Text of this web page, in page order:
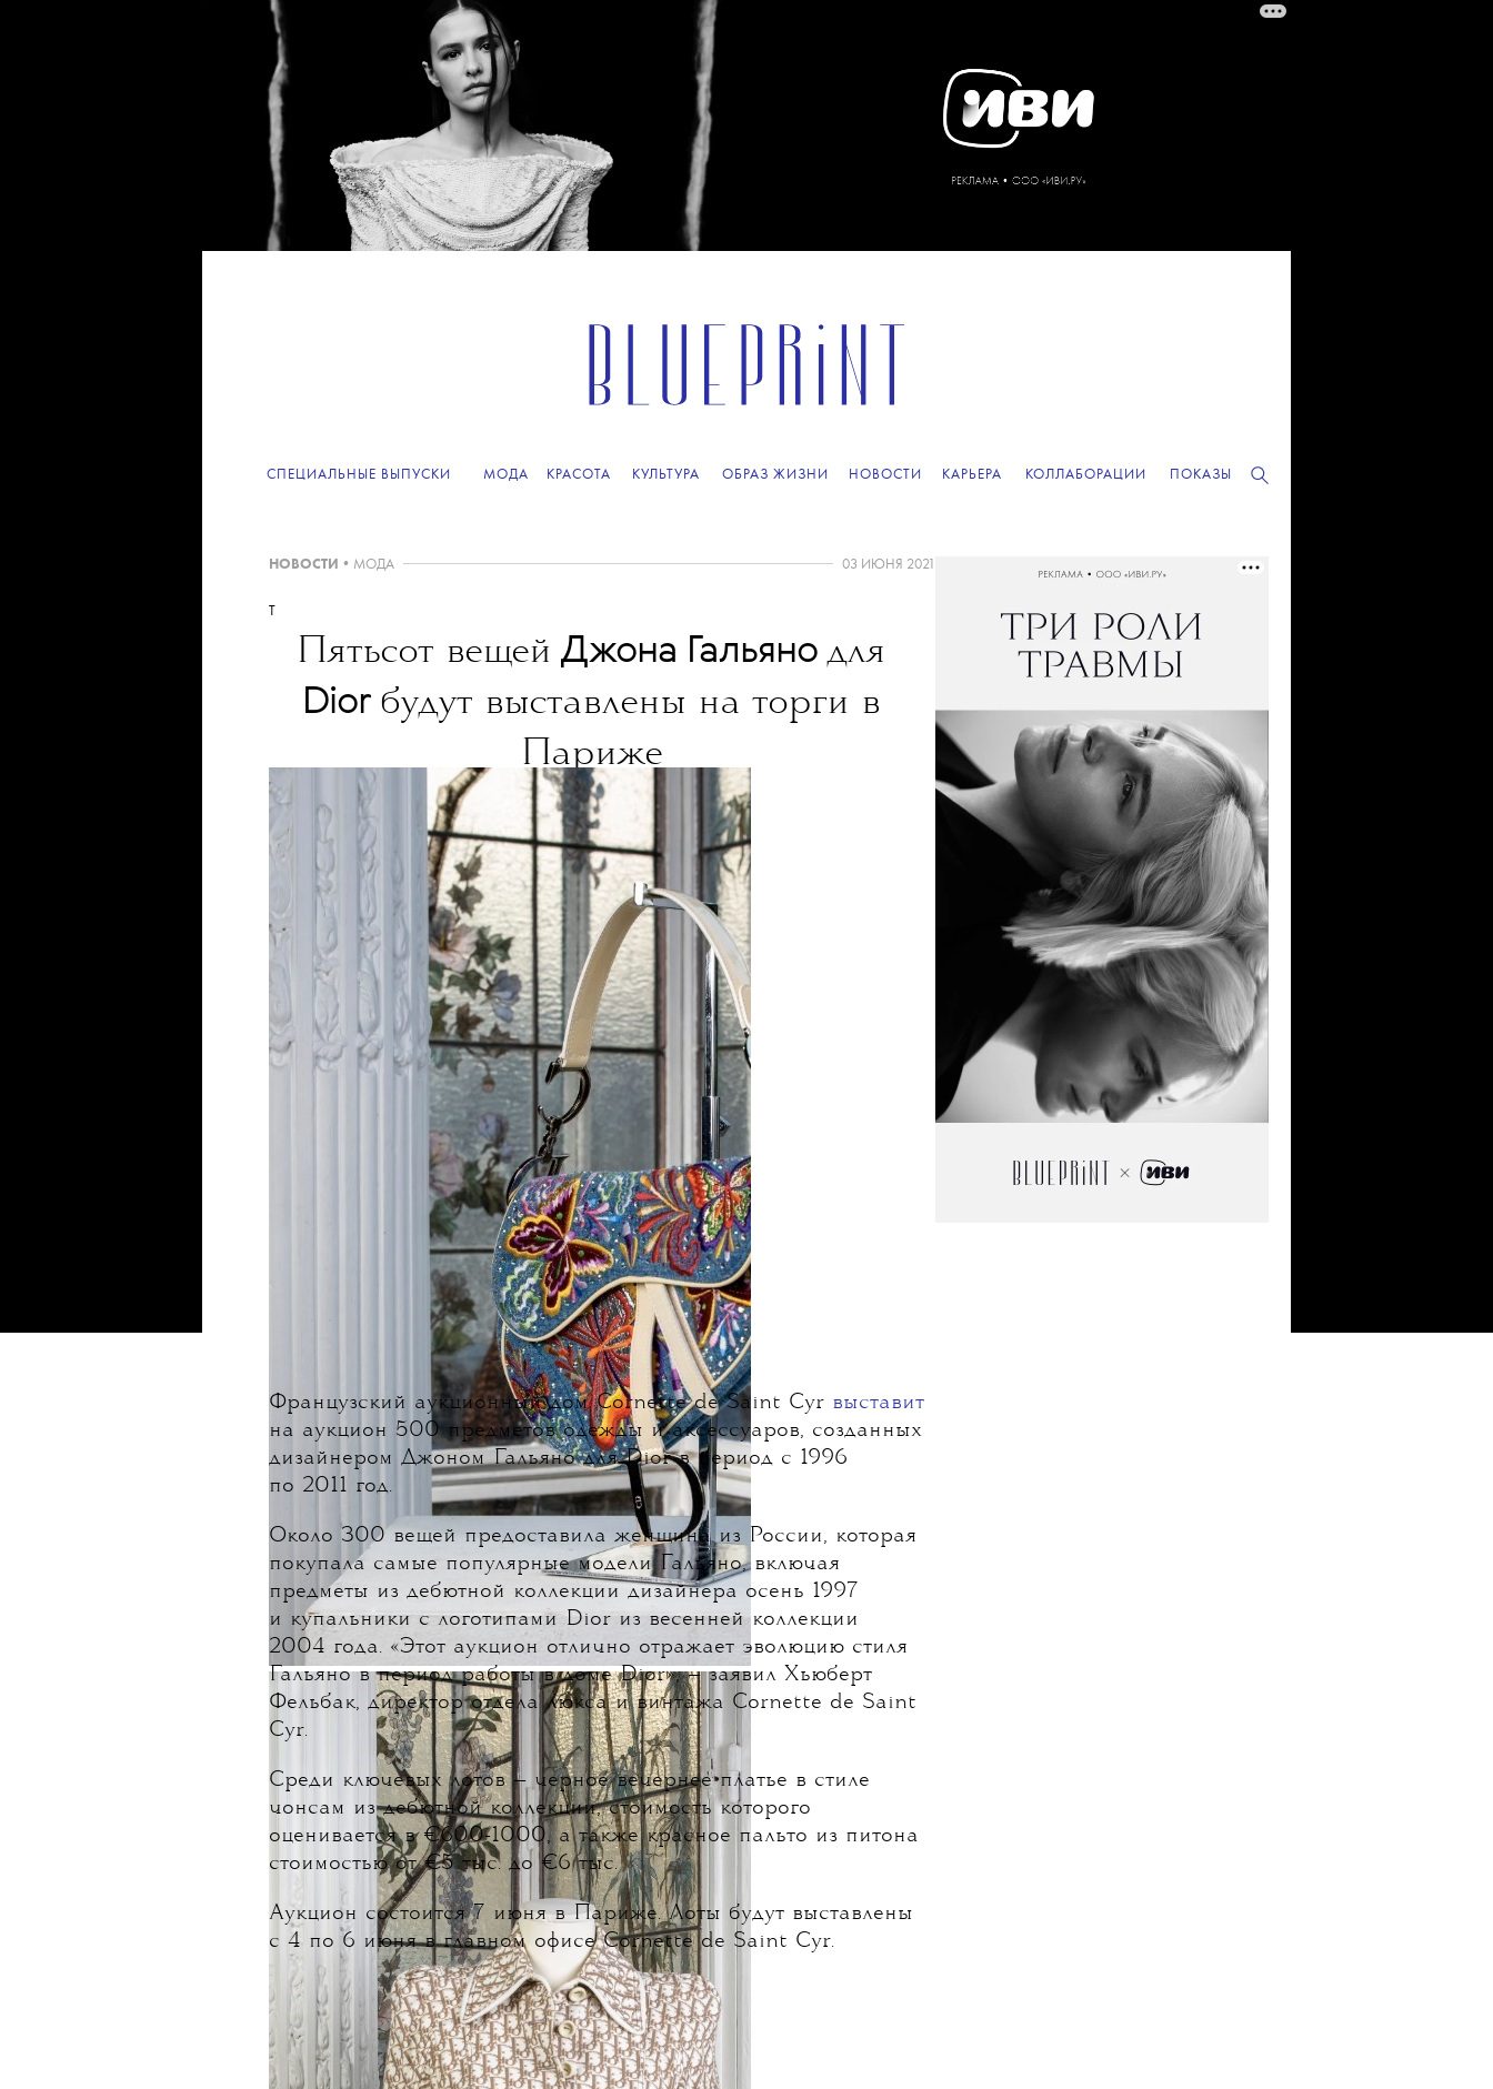
СПЕЦИАЛЬНЫЕ ВЫПУСКИ МОДА КРАСОТА КУЛЬТУРА ОБРАЗ ЖИЗНИ НОВОСТИ КАРЬЕРА КОЛЛАБОРАЦИИ ПОКАЗЫ
НОВОСТИ • МОДА 03 ИЮНЯ 2021
Пятьсот вещей Джона Гальяно для
Dior будут выставлены на торги в
Париже
Французский аукционный дом Cornette de Saint Cyr выставит
на аукцион 500 предметов одежды и аксессуаров, созданных
дизайнером Джоном Гальяно для Dior в период с 1996
по 2011 год.
Около 300 вещей предоставила женщина из России, которая
покупала самые популярные модели Гальяно, включая
предметы из дебютной коллекции дизайнера осень 1997
и купальники с логотипами Dior из весенней коллекции
2004 года. «Этот аукцион отлично отражает эволюцию стиля
Гальяно в период работы в доме Dior», — заявил Хьюберт
Фельбак, директор отдела люкса и винтажа Cornette de Saint
Cyr.
Среди ключевых лотов — черное вечернее платье в стиле
чонсам из дебютной коллекции, стоимость которого
оценивается в €600-1000, а также красное пальто из питона
стоимостью от €5 тыс. до €6 тыс.
Аукцион состоится 7 июня в Париже. Лоты будут выставлены
с 4 по 6 июня в главном офисе Cornette de Saint Cyr.